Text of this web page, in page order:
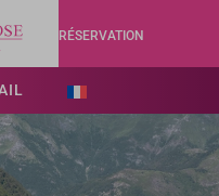
RÉSERVATION